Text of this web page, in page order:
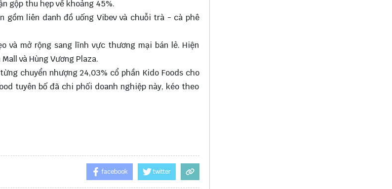
gộp thu hẹp về khoảng 45%.
gồm liên danh đồ uống Vibev và chuỗi trà - cà phê
và mở rộng sang lĩnh vực thương mại bán lẻ. Hiện
và Hùng Vương Plaza.
chuyển nhượng 24,03% cổ phần Kido Foods cho
tuyên bố đã chi phối doanh nghiệp này, kéo theo
facebook twitter